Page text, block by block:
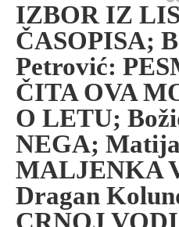
IZBOR IZ
ČASOPISA;
Petrović:
ČITA OVA
O LETU;
NEGA;
MALJENKA
Dragan